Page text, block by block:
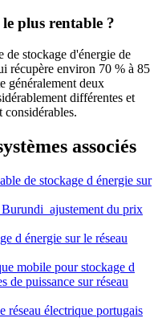
le plus rentable ?
stockage d'énergie de
récupère environ 70 % à 85
généralement deux
différentes et
considérables.
associés
de stockage d énergie sur
Burundi ajustement du prix
d énergie sur le réseau
mobile pour stockage d
de puissance sur réseau
réseau électrique portugais